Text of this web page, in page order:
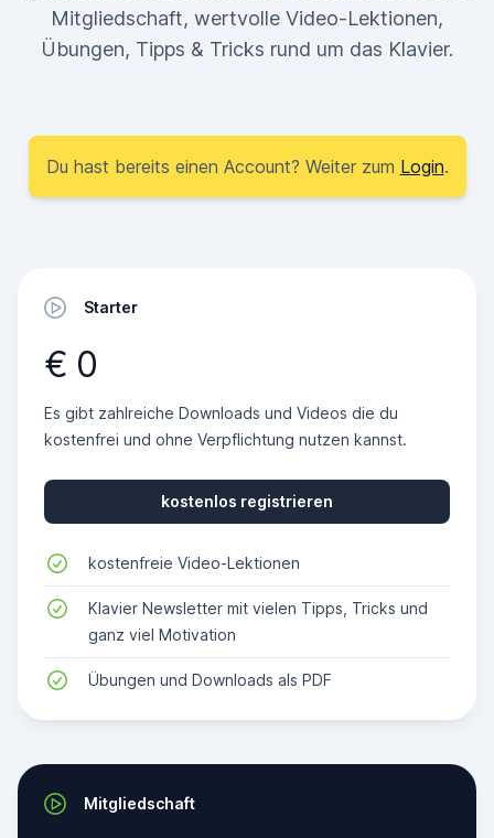
Mitgliedschaft, wertvolle Video-Lektionen,
Übungen, Tipps & Tricks rund um das Klavier.
Du hast bereits einen Account? Weiter zum Login.
Starter
€ 0
Es gibt zahlreiche Downloads und Videos die du
kostenfrei und ohne Verpflichtung nutzen kannst.
kostenfreie Video-Lektionen
Klavier Newsletter mit vielen Tipps, Tricks und
ganz viel Motivation
Übungen und Downloads als PDF
kostenlos registrieren
Mitgliedschaft